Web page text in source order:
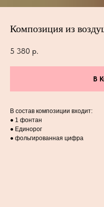
Композиция из
5 380 р.
В
В состав композиции входит:
● 1 фонтан
● Единорог
● фольгированная цифра